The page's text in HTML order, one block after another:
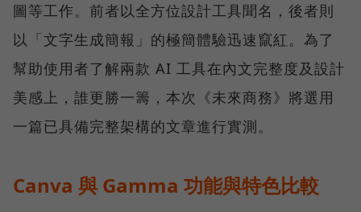
圖等工作。前者以全方位設計工具聞名，後者則
以「文字生成簡報」的極簡體驗迅速竄紅。為了
幫助使用者了解兩款 AI 工具在內文完整度及設計
美感上，誰更勝一籌，本次《未來商務》將選用
一篇已具備完整架構的文章進行實測。
Canva 與 Gamma 功能與特色比較